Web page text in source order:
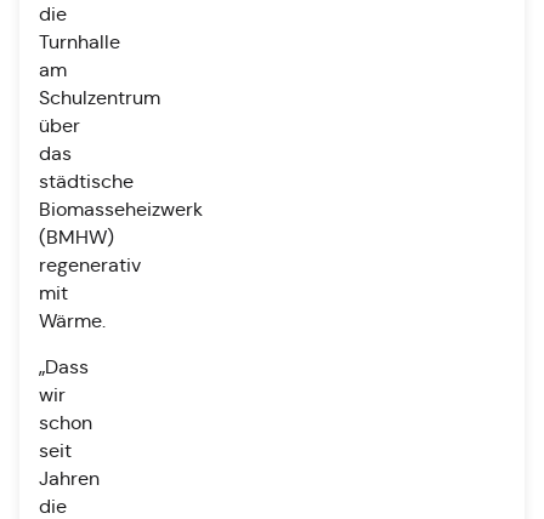
die
Turnhalle
am
Schulzentrum
über
das
städtische
Biomasseheizwerk
(BMHW)
regenerativ
mit
Wärme.
„Dass
wir
schon
seit
Jahren
die